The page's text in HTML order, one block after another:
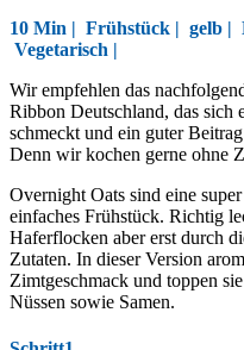
10 Min | Frühstück | gelb |
Vegetarisch |
Wir empfehlen das
Ribbon Deutschland, das sich
schmeckt und ein guter Beitrag
Denn wir kochen gerne ohne
Overnight Oats sind eine
einfaches Frühstück. Richtig
Haferflocken aber erst durch
Zutaten. In dieser Version
Zimtgeschmack und toppen
Nüssen sowie Samen.